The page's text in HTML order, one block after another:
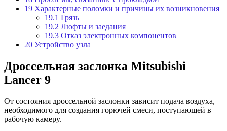
19 Характерные поломки и причины их возникновения
19.1 Грязь
19.2 Люфты и заедания
19.3 Отказ электронных компонентов
20 Устройство узла
Дроссельная заслонка Mitsubishi
Lancer 9
От состояния дроссельной заслонки зависит подача воздуха,
необходимого для создания горючей смеси, поступающей в
рабочую камеру.